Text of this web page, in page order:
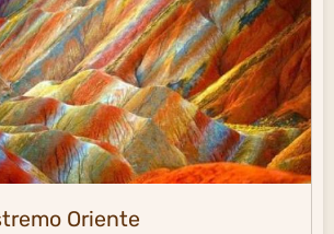
Oriente